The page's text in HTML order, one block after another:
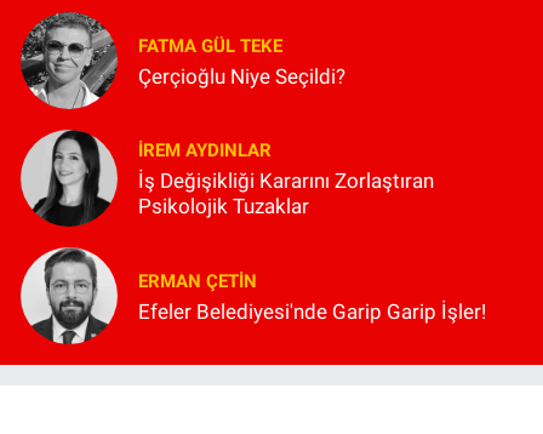
FATMA GÜL TEKE
Çerçioğlu Niye Seçildi?
İREM AYDINLAR
İş Değişikliği Kararını Zorlaştıran
Psikolojik Tuzaklar
ERMAN ÇETIN
Efeler Belediyesi'nde Garip Garip İşler!